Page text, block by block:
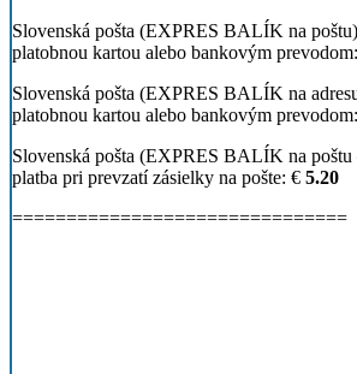
Slovenská pošta (EXPRES BALÍK na
platobnou kartou alebo bankovým prevodom:
Slovenská pošta (EXPRES BALÍK na
platobnou kartou alebo bankovým prevodom:
Slovenská pošta (EXPRES BALÍK na poštu
platba pri prevzatí zásielky na pošte: € 5.20
===============================